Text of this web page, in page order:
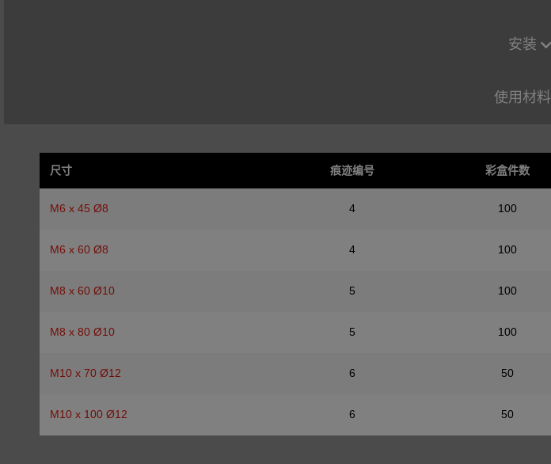
安装
使用材料
尺寸 痕迹编号 彩盒件数
M6 x 45 Ø8 4 100
M6 x 60 Ø8 4 100
M8 x 60 Ø10 5 100
M8 x 80 Ø10 5 100
M10 x 70 Ø12 6 50
M10 x 100 Ø12 6 50